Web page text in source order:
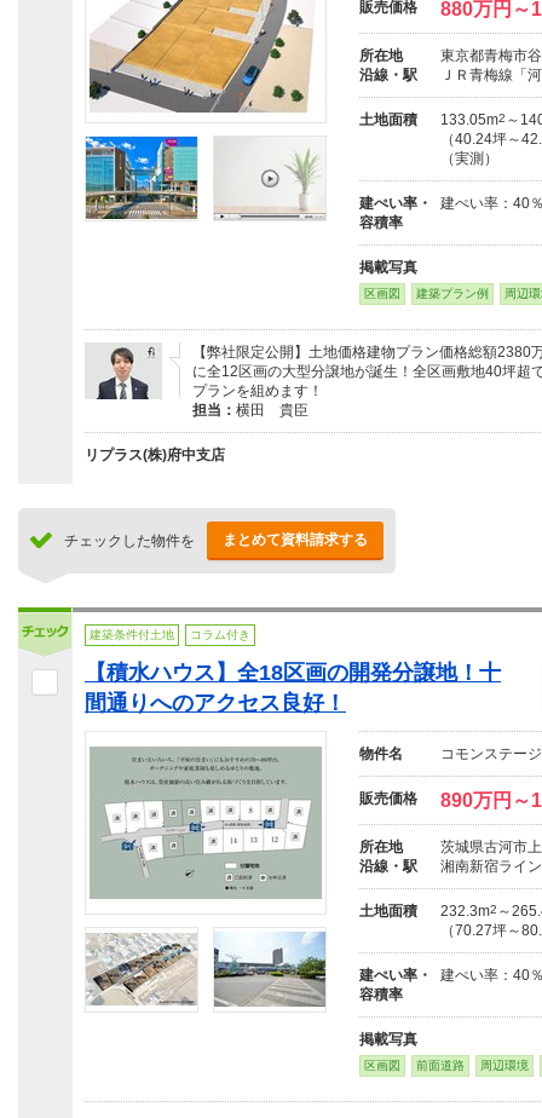
販売価格 880万円～
所在地
東京都青梅市
沿線・駅
ＪＲ青梅線「
土地面積 133.05m2 ～
（40.24坪～
（実測）
建ぺい率・
容積率
建ぺい率：40
掲載写真
区画図 建築プラン例 周辺
【弊社限定公開】土地価格建物プラン価格総額
に全12区画の大型分譲地が誕生！全区画敷地40坪超
プランを組めます！
担当： 横田 貴臣
リプラス(株)府中支店
チェックした物件を まとめて資料請求する
建築条件付土地 コラム付き
【積水ハウス】全18区画の開発分譲地！十
間通りへのアクセス良好！
物件名 コモンステー
販売価格 890万円～
所在地
茨城県古河市
沿線・駅
湘南新宿ライ
土地面積 232.3m2 ～
（70.27坪～
建ぺい率・
容積率
建ぺい率：40
掲載写真
区画図 前面道路 周辺環境